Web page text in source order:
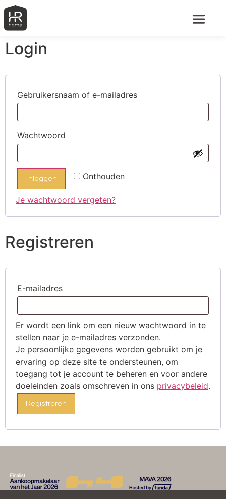
Login
Gebruikersnaam of e-mailadres
Wachtwoord
Onthouden
Inloggen
Je wachtwoord vergeten?
Registreren
E-mailadres
Er wordt een link om een nieuw wachtwoord in te
stellen naar je e-mailadres verzonden.
Je persoonlijke gegevens worden gebruikt om je
ervaring op deze site te ondersteunen, om
toegang tot je account te beheren en voor andere
doeleinden zoals omschreven in ons privacybeleid.
Registreren